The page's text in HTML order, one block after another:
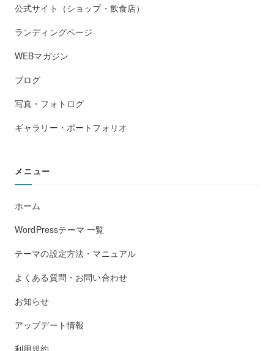
公式サイト（ショップ・飲食店）
ランディングページ
WEBマガジン
ブログ
写真・フォトログ
ギャラリー・ポートフォリオ
メニュー
ホーム
WordPressテーマ 一覧
テーマの設定方法・マニュアル
よくある質問・お問い合わせ
お知らせ
アップデート情報
利用規約